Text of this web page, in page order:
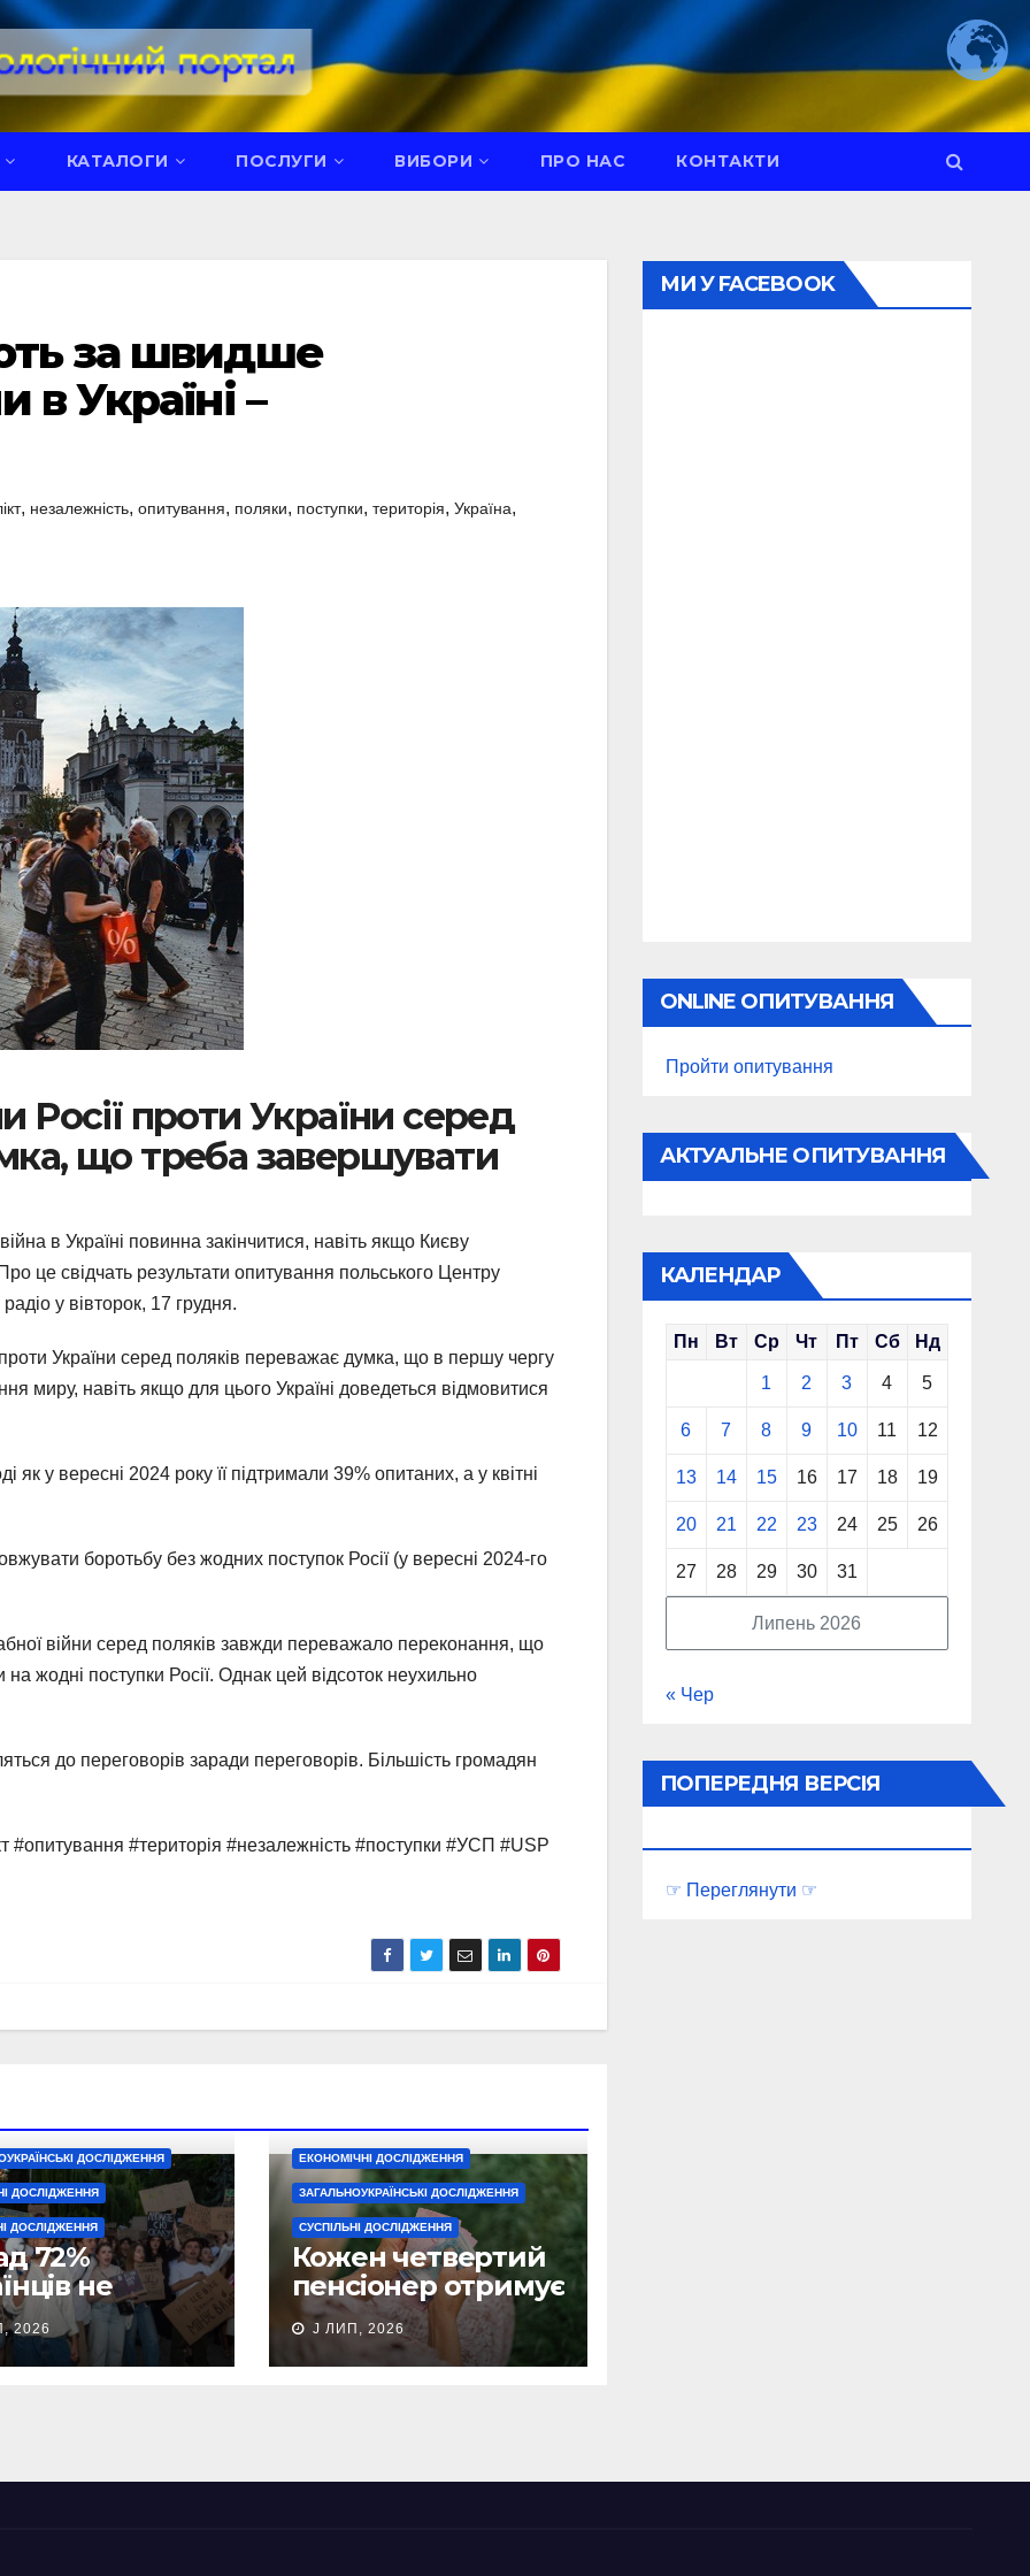
КАТАЛОГИ ПОСЛУГИ ВИБОРИ ПРО НАС КОНТАКТИ
за швидше
в Україні –
, незалежність, опитування, поляки, поступки, територія, Україна,
Росії проти України серед
що треба завершувати
в Україні повинна закінчитися, навіть якщо Києву
це свідчать результати опитування польського Центру
у вівторок, 17 грудня.
України серед поляків переважає думка, що в першу чергу
миру, навіть якщо для цього Україні доведеться відмовитися
у вересні 2024 року її підтримали 39% опитаних, а у квітні
боротьбу без жодних поступок Росії (у вересні 2024-го
війни серед поляків завжди переважало переконання, що
жодні поступки Росії. Однак цей відсоток неухильно
до переговорів заради переговорів. Більшість громадян
#опитування #територія #незалежність #поступки #УСП #USP
ДОСЛІДЖЕННЯ
ДОСЛІДЖЕННЯ
ДОСЛІДЖЕННЯ
72%
не
Михайла
—
2026
ЕКОНОМІЧНІ ДОСЛІДЖЕННЯ
ЗАГАЛЬНОУКРАЇНСЬКІ ДОСЛІДЖЕННЯ
СУСПІЛЬНІ ДОСЛІДЖЕННЯ
Кожен четвертий
пенсіонер отримує
3,5 тисячі грн
виплат
J ЛИП, 2026
МИ У FACEBOOK
ONLINE ОПИТУВАННЯ
Пройти опитування
АКТУАЛЬНЕ ОПИТУВАННЯ
КАЛЕНДАР
Липень 2026
Пн Вт Ср Чт Пт Сб Нд
1 2 3 4 5
6 7 8 9 10 11 12
13 14 15 16 17 18 19
20 21 22 23 24 25 26
27 28 29 30 31
« Чер
ПОПЕРЕДНЯ ВЕРСІЯ
☞ Переглянути ☞